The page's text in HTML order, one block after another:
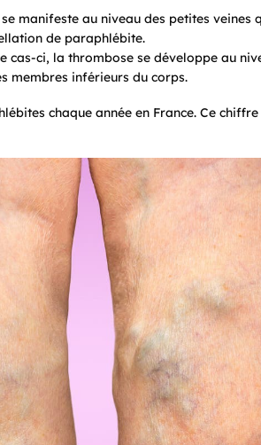
manifeste au niveau des petites veines
de paraphlébite.
cas-ci, la thrombose se développe au
membres inférieurs du corps.
chaque année en France. Ce chiffre